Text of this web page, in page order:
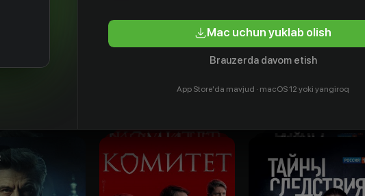
Aktyor
Вассербаум
Mac uchun yuklab olish
Brauzerda davom etish
App Store'da mavjud · macOS 12 yoki yangiroq